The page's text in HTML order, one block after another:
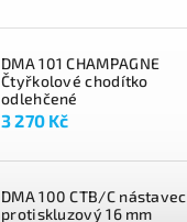
DMA 101 CHAMPAGNE
Čtyřkolové chodítko
odlehčené
3 270 Kč
DMA 100 CTB/C nástavec
protiskluzový 16 mm